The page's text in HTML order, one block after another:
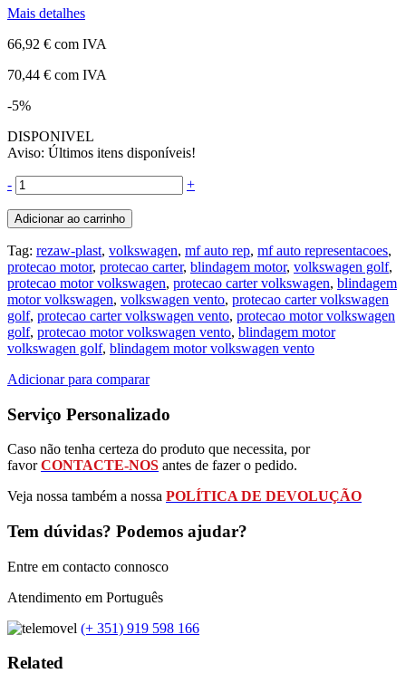
Mais detalhes
66,92 € com IVA
70,44 € com IVA
-5%
DISPONIVEL
Aviso: Últimos itens disponíveis!
- +
Adicionar ao carrinho
Tag: rezaw-plast, volkswagen, mf auto rep, mf auto representacoes,
protecao motor, protecao carter, blindagem motor, volkswagen golf,
protecao motor volkswagen, protecao carter volkswagen, blindagem
motor volkswagen, volkswagen vento, protecao carter volkswagen
golf, protecao carter volkswagen vento, protecao motor volkswagen
golf, protecao motor volkswagen vento, blindagem motor
volkswagen golf, blindagem motor volkswagen vento
Adicionar para comparar
Serviço Personalizado
Caso não tenha certeza do produto que necessita, por
favorCONTACTE-NOS antes de fazer o pedido.
Veja nossa também a nossa POLÍTICA DE DEVOLUÇÃO
Tem dúvidas? Podemos ajudar?
Entre em contacto connosco
Atendimento em Português
(+ 351) 919 598 166
Related